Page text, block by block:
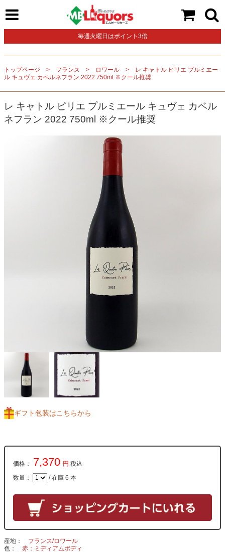
毎週火曜日はポイント3倍
トップページ フランス ロワール
レ キャトル ピリエ プルミエー
ル キュヴェ カベルネフラン 2022 750ml ※クール推奨
レ キャトル ピリエ プルミエール キュヴェ カベル
ネフラン 2022 750ml ※クール推奨
ギフト包装はこちらから
価格： 7,370 円 税込
数量： / 在庫 6 本
産地
フランス/ロワール
色
赤：ミディアムボディ